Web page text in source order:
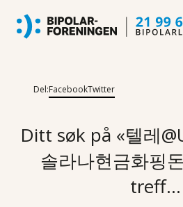
Del:FacebookTwitter
Ditt søk på «텔레
솔라나현금화핑
treff...